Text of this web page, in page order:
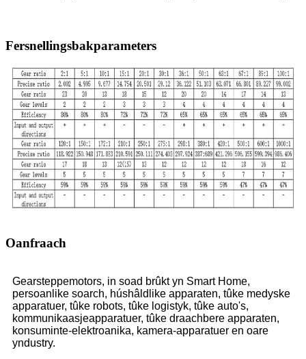
Fersnellingsbakparameters
Oanfraach
Gearsteppemotors, in soad brûkt yn Smart Home,
persoanlike soarch, húshâldlike apparaten, tûke medyske
apparatuer, tûke robots, tûke logistyk, tûke auto's,
kommunikaasjeapparatuer, tûke draachbere apparaten,
konsuminte-elektroanika, kamera-apparatuer en oare
yndustry.